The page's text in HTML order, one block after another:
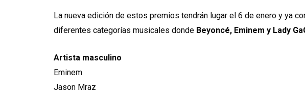
La nueva edición de estos premios tendrán lugar el 6 de enero y ya
diferentes categorías musicales donde Beyoncé, Eminem y Lady
Artista masculino
Eminem
Jason Mraz